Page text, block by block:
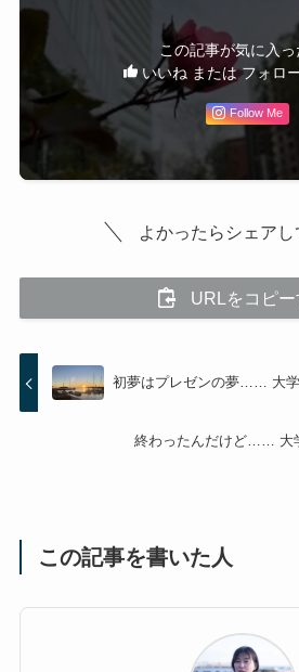
この記事が気に入っ
いいね または フォロ
Follow Me
よかったらシェアし
URLをコピー
初夢はプレゼンの夢…… 大
終わったんだけど…… 大
この記事を書いた人